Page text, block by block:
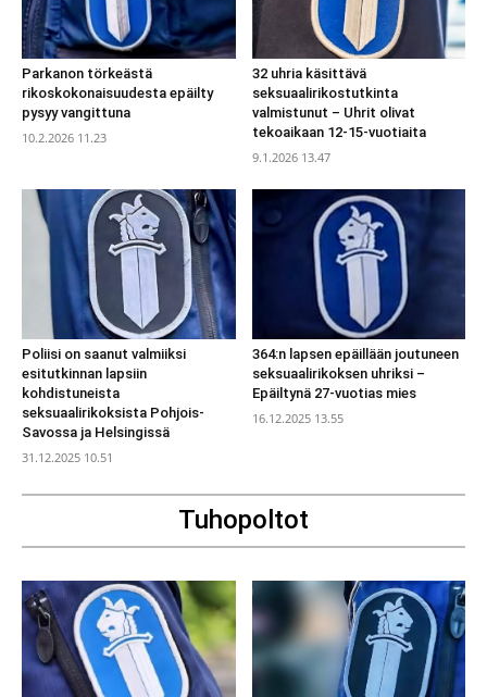
Parkanon törkeästä
rikoskokonaisuudesta epäilty
pysyy vangittuna
10.2.2026 11.23
32 uhria käsittävä
seksuaalirikostutkinta
valmistunut – Uhrit olivat
tekoaikaan 12-15-vuotiaita
9.1.2026 13.47
Poliisi on saanut valmiiksi
esitutkinnan lapsiin
kohdistuneista
seksuaalirikoksista Pohjois-
Savossa ja Helsingissä
31.12.2025 10.51
364:n lapsen epäillään joutuneen
seksuaalirikoksen uhriksi –
Epäiltynä 27-vuotias mies
16.12.2025 13.55
Tuhopoltot